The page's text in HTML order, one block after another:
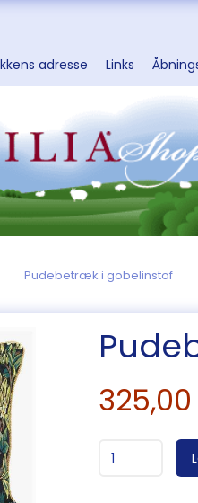
adresse Links
Pudebetræk i gobelinstof
325,00